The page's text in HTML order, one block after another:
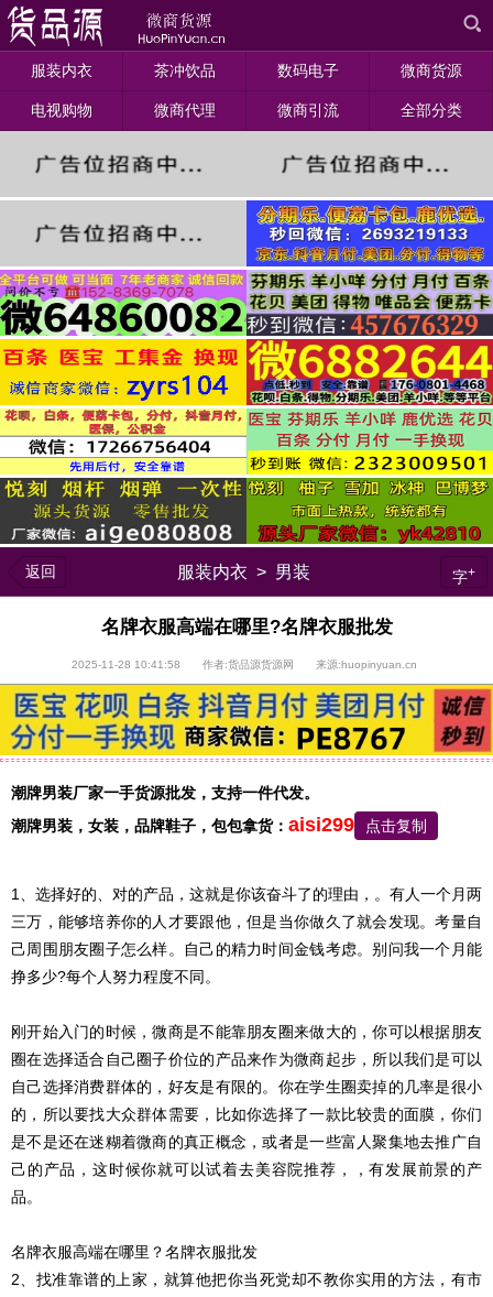
服装内衣 茶冲饮品 数码电子 微商货源
电视购物 微商代理 微商引流 全部分类
返回 服装内衣 > 男装 字+
名牌衣服高端在哪里?名牌衣服批发
2025-11-28 10:41:58 作者:货品源货源网 来源:huopinyuan.cn
潮牌男装厂家一手货源批发，支持一件代发。
潮牌男装， 女装，品牌鞋子，包包拿货： aisi299 点击复制
1、选择好的、对的产品，这就是你该奋斗了的理由，。有人一个月两
三万，能够培养你的人才要跟他，但是当你做久了就会发现。考量自
己周围朋友圈子怎么样。自己的精力时间金钱考虑。别问我一个月能
挣多少?每个人努力程度不同。
刚开始入门的时候，微商是不能靠朋友圈来做大的，你可以根据朋友
圈在选择适合自己圈子价位的产品来作为微商起步，所以我们是可以
自己选择消费群体的，好友是有限的。你在学生圈卖掉的几率是很小
的，所以要找大众群体需要，比如你选择了一款比较贵的面膜，你们
是不是还在迷糊着微商的真正概念，或者是一些富人聚集地去推广自
己的产品，这时候你就可以试着去美容院推荐，，有发展前景的产
品。
名牌衣服高端在哪里？名牌衣服批发
2、找准靠谱的上家，就算他把你当死党却不教你实用的方法，有市